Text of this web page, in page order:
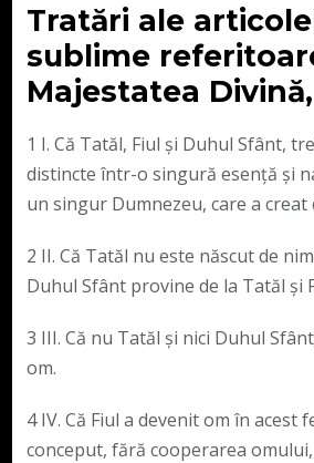
Tratări ale
sublime
Majestatea
1 I. Că Tatăl, Fiul și Duhul Sfânt,
distincte într-o singură esență și
un singur Dumnezeu, care a creat
2 II. Că Tatăl nu este născut de
Duhul Sfânt provine de la Tatăl și
3 III. Că nu Tatăl și nici Duhul
om.
4 IV. Că Fiul a devenit om în acest
conceput, fără cooperarea